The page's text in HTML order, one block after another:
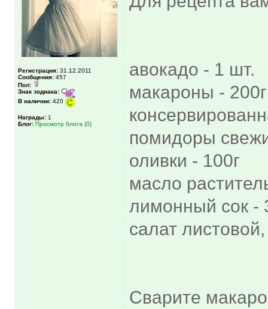
Регистрация: 31.12.2011
Сообщения: 457
Пол:
Знак зодиака:
В наличии: 420
Награды: 1
Блог: Просмотр блога (0)
авокадо - 1 шт.
макароны - 200г
помидоры
оливки - 100г
масло
лимонный сок -
салат
Сварите